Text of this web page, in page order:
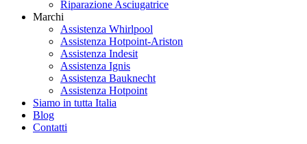
Riparazione Asciugatrice
Marchi
Assistenza Whirlpool
Assistenza Hotpoint-Ariston
Assistenza Indesit
Assistenza Ignis
Assistenza Bauknecht
Assistenza Hotpoint
Siamo in tutta Italia
Blog
Contatti